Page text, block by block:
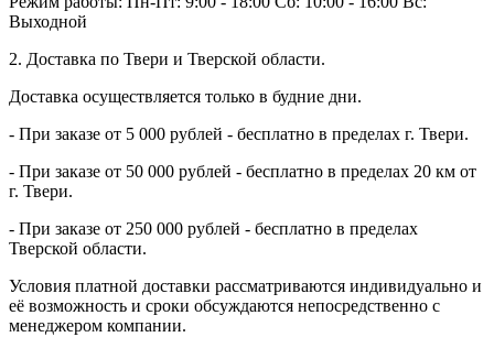
Выходной
2. Доставка по Твери и Тверской области.
Доставка осуществляется только в будние дни.
- При заказе от 5 000 рублей - бесплатно в пределах г. Твери.
- При заказе от 50 000 рублей - бесплатно в пределах 20 км от
г. Твери.
- При заказе от 250 000 рублей - бесплатно в пределах
Тверской области.
Условия платной доставки рассматриваются индивидуально и
её возможность и сроки обсуждаются непосредственно с
менеджером компании.